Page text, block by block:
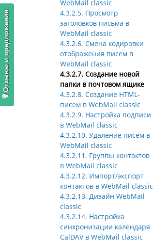
WebMail classic
4.3.2.5. Просмотр
заголовков письма в
WebMail classic
4.3.2.6. Смена кодировки
отображения писем в
WebMail classic
4.3.2.7. Создание новой
папки в почтовом ящике
4.3.2.8. Создание HTML-
писем в WebMail classic
4.3.2.9. Настройка подписи
в WebMail classic
4.3.2.10. Удаление писем в
WebMail classic
4.3.2.11. Группы контактов
в WebMail classic
4.3.2.12. Импорт/экспорт
контактов в WebMail classic
4.3.2.13. Дизайн WebMail
classic
4.3.2.14. Настройка
синхронизации календаря
CalDAV в WebMail classic
Отзывы и предложения